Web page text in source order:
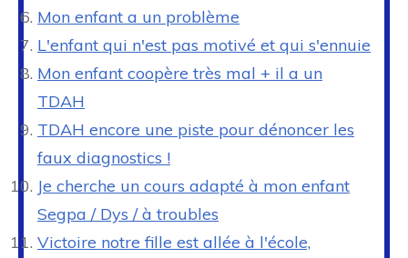
Mon enfant a un problème
L'enfant qui n'est pas motivé et qui s'ennuie
Mon enfant coopère très mal + il a un
TDAH
TDAH encore une piste pour dénoncer les
faux diagnostics !
Je cherche un cours adapté à mon enfant
Segpa / Dys / à troubles
Victoire notre fille est allée à l'école,